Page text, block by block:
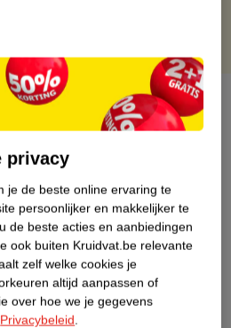
heeft (nog) geen Nature
privacy
je de beste online ervaring te
persoonlijker en makkelijker te
de beste acties en aanbiedingen
ook buiten Kruidvat.be relevante
zelf welke cookies je
altijd aanpassen of
over hoe we je gegevens
Privacybeleid.